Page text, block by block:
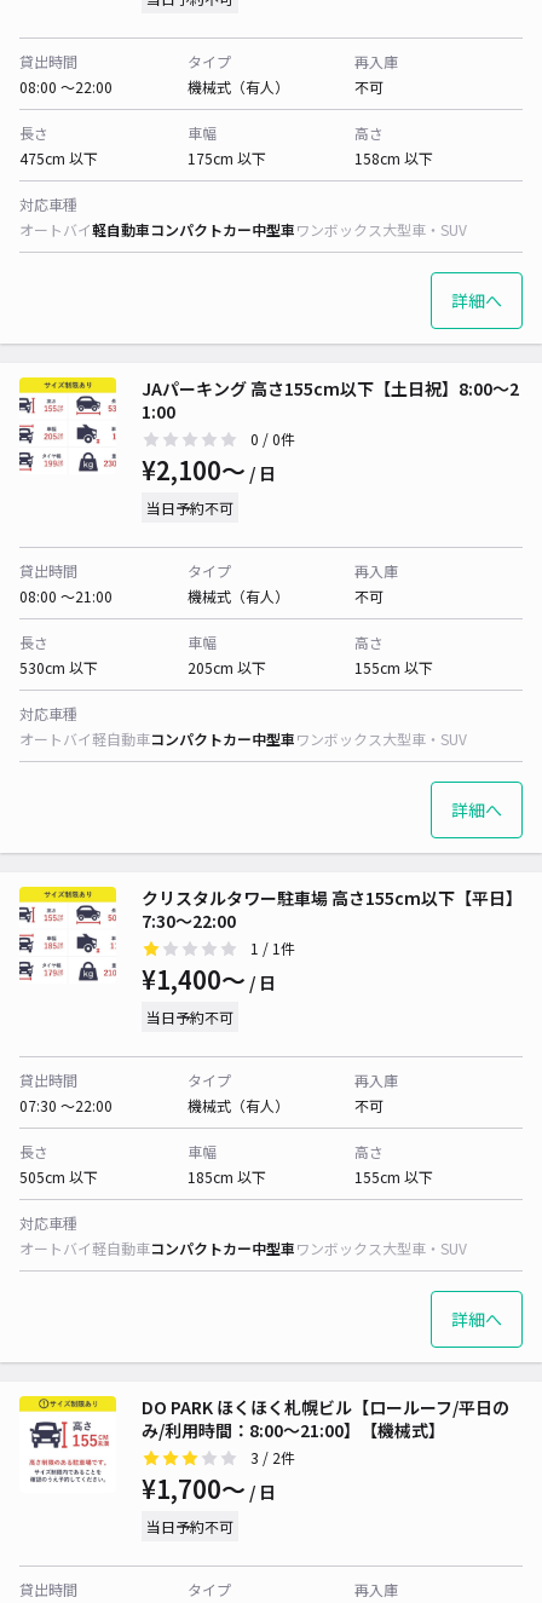
貸出時間
08:00 〜22:00
タイプ
機械式（有人）
再入庫
不可
長さ
475cm 以下
車幅
175cm 以下
高さ
158cm 以下
対応車種
オートバイ軽自動車コンパクトカー中型車ワンボックス大型車・SUV
詳細へ
JAパーキング 高さ155cm以下【土日祝】8:00～2
1:00
0 / 0件
¥2,100〜 / 日
当日予約不可
貸出時間
08:00 〜21:00
タイプ
機械式（有人）
再入庫
不可
長さ
530cm 以下
車幅
205cm 以下
高さ
155cm 以下
対応車種
オートバイ軽自動車コンパクトカー中型車ワンボックス大型車・SUV
詳細へ
クリスタルタワー駐車場 高さ155cm以下【平日】
7:30～22:00
1 / 1件
¥1,400〜 / 日
当日予約不可
貸出時間
07:30 〜22:00
タイプ
機械式（有人）
再入庫
不可
長さ
505cm 以下
車幅
185cm 以下
高さ
155cm 以下
対応車種
オートバイ軽自動車コンパクトカー中型車ワンボックス大型車・SUV
詳細へ
DO PARK ほくほく札幌ビル【ロールーフ/平日の
み/利用時間：8:00～21:00】【機械式】
3 / 2件
¥1,700〜 / 日
当日予約不可
貸出時間
タイプ
再入庫